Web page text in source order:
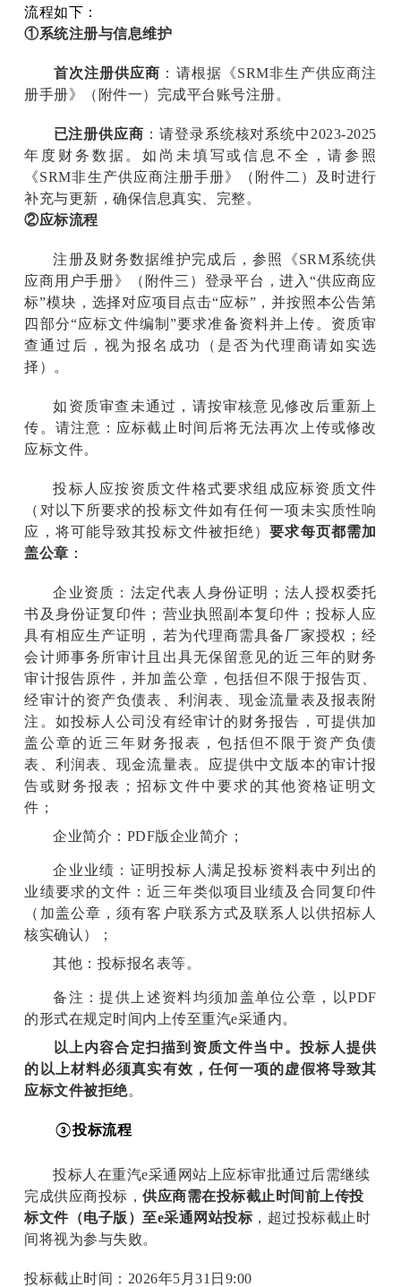
流程如下：
①系统注册与信息维护
首次注册供应商 ：请根据《SRM非生产供应商注
册手册》（附件一）完成平台账号注册。
已注册供应商 ：请登录系统核对系统中2023-2025
年度财务数据。如尚未填写或信息不全，请参照
《SRM非生产供应商注册手册》（附件二）及时进行
补充与更新，确保信息真实、完整。
②应标流程
注册及财务数据维护完成后，参照《SRM系统供
应商用户手册》（附件三）登录平台，进入“供应商应
标”模块，选择对应项目点击“应标”，并按照本公告第
四部分“应标文件编制”要求准备资料并上传。资质审
查通过后，视为报名成功（是否为代理商请如实选
择）。
如资质审查未通过，请按审核意见修改后重新上
传。请注意：应标截止时间后将无法再次上传或修改
应标文件。
投标人应按资质文件格式要求组成应标资质文件
（对以下所要求的投标文件如有任何一项未实质性响
应，将可能导致其投标文件被拒绝）要求每页都需加
盖公章 ：
企业资质：法定代表人身份证明；法人授权委托
书及身份证复印件；营业执照副本复印件；投标人应
具有相应生产证明，若为代理商需具备厂家授权；经
会计师事务所审计且出具无保留意见的近三年的财务
审计报告原件，并加盖公章，包括但不限于报告页、
经审计的资产负债表、利润表、现金流量表及报表附
注。如投标人公司没有经审计的财务报告，可提供加
盖公章的近三年财务报表，包括但不限于资产负债
表、利润表、现金流量表。应提供中文版本的审计报
告或财务报表；招标文件中要求的其他资格证明文
件；
企业简介：PDF版企业简介；
企业业绩：证明投标人满足投标资料表中列出的
业绩要求的文件：近三年类似项目业绩及合同复印件
（加盖公章，须有客户联系方式及联系人以供招标人
核实确认）；
其他：投标报名表等。
备注：提供上述资料均须加盖单位公章，以PDF
的形式在规定时间内上传至重汽e采通内。
以上内容合定扫描到资质文件当中。投标人提供
的以上材料必须真实有效，任何一项的虚假将导致其
应标文件被拒绝。
③投标流程
投标人在重汽e采通网站上应标审批通过后需继续
完成供应商投标，供应商需在投标截止时间前上传投
标文件（电子版）至e采通网站投标，超过投标截止时
间将视为参与失败。
投标截止时间：2026年5月31日9:00